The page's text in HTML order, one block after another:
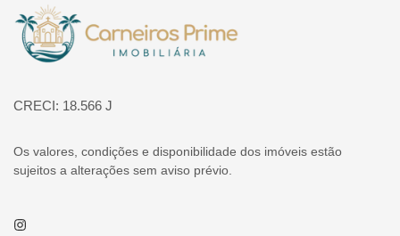
Página inicial
CRECI: 18.566 J
Os valores, condições e disponibilidade dos imóveis estão
sujeitos a alterações sem aviso prévio.
Instagram